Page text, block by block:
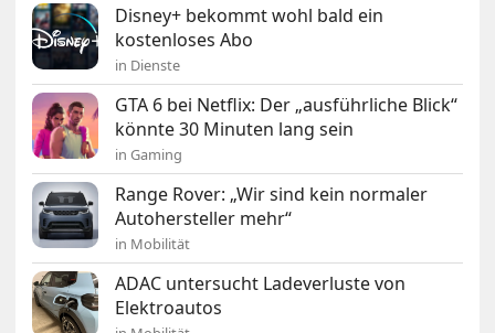
Disney+ bekommt wohl bald ein
kostenloses Abo
in Dienste
GTA 6 bei Netflix: Der „ausführliche Blick“
könnte 30 Minuten lang sein
in Gaming
Range Rover: „Wir sind kein normaler
Autohersteller mehr“
in Mobilität
ADAC untersucht Ladeverluste von
Elektroautos